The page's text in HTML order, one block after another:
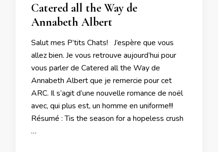
Catered all the Way de
Annabeth Albert
Salut mes P’tits Chats! J’espère que vous
allez bien. Je vous retrouve aujourd’hui pour
vous parler de Catered all the Way de
Annabeth Albert que je remercie pour cet
ARC. Il s’agit d’une nouvelle romance de noël
avec, qui plus est, un homme en uniforme!!!
Résumé : Tis the season for a hopeless crush
…